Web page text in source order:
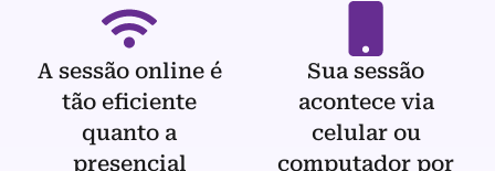
A sessão online é
tão eficiente
quanto a
presencial
Sua sessão
acontece via
celular ou
computador por